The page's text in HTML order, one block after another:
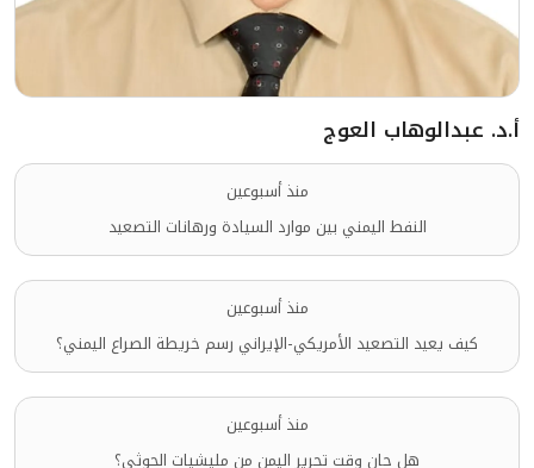
أ.د. عبدالوهاب العوج
منذ أسبوعين
النفط اليمني بين موارد السيادة ورهانات التصعيد
منذ أسبوعين
كيف يعيد التصعيد الأمريكي-الإيراني رسم خريطة الصراع اليمني؟
منذ أسبوعين
هل حان وقت تحرير اليمن من مليشيات الحوثي؟